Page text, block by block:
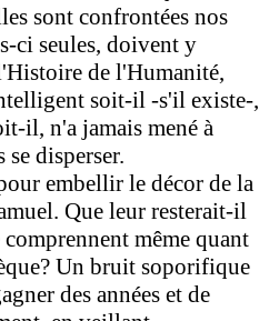
sont confrontées nos
ci seules, doivent y
de l'Humanité,
soit-il -s'il existe-,
il, n'a jamais mené à
se disperser.
embellir le décor de la
Que leur resterait-il
même quant
Un bruit soporifique
des années et de